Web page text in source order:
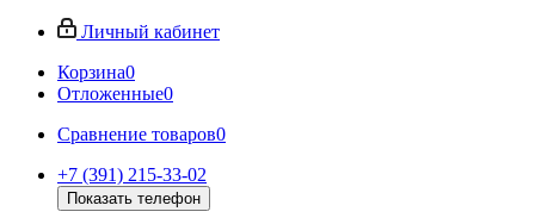
Личный кабинет
Корзина0
Отложенные0
Сравнение товаров0
+7 (391) 215-33-02
Показать телефон